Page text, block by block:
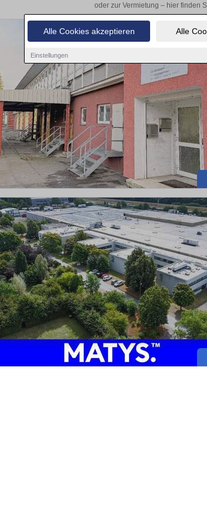
Alle Cookies akzeptieren Alle
Einstellungen
oder zur Vermietung – hier finden